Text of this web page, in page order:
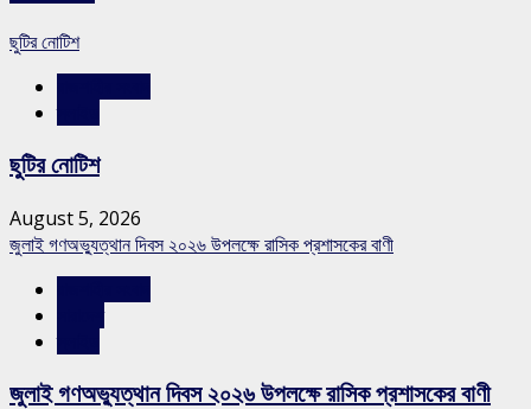
ছুটির নোটিশ
ছুটির নোটিশ
August 5, 2026
জুলাই গণঅভ্যুত্থান দিবস ২০২৬ উপলক্ষে রাসিক প্রশাসকের বাণী
জুলাই গণঅভ্যুত্থান দিবস ২০২৬ উপলক্ষে রাসিক প্রশাসকের বাণী